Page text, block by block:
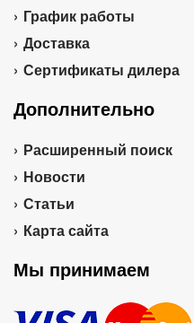
График работы
Доставка
Сертификаты дилера
Дополнительно
Расширенный поиск
Новости
Статьи
Карта сайта
Мы принимаем